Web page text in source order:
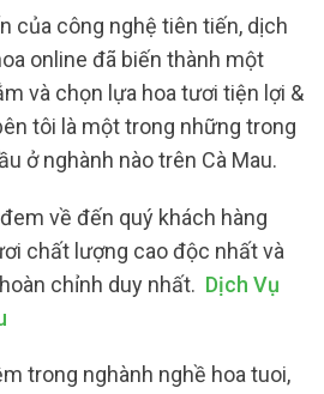
của công nghệ tiên tiến, dịch
online đã biến thành một
và chọn lựa hoa tươi tiện lợi &
tôi là một trong những trong
ở nghành nào trên Cà Mau.
về đến quý khách hàng
chất lượng cao độc nhất và
chỉnh duy nhất. Dịch Vụ
trong nghành nghề hoa tuoi,